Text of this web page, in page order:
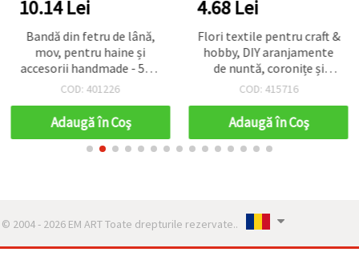
10.14 Lei
Bandă din fetru de lână,
mov, pentru haine și
accesorii handmade - 50 g
(~1,8 m)
COD: 401226
Adaugă în Coş
4.68 Lei
Flori textile pentru craft &
hobby, DIY aranjamente
de nuntă, coronițe și
scrapbooking, buchet de
12x90 mm - 10 bucăți
COD: 415716
Adaugă în Coş
© 2004 - 2026 EM ART Toate drepturile rezervate..